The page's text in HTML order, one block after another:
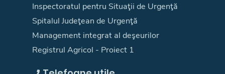
Inspectoratul pentru Situaţii de Urgenţă
Spitalul Judeţean de Urgenţă
Management integrat al deşeurilor
Registrul Agricol - Proiect 1